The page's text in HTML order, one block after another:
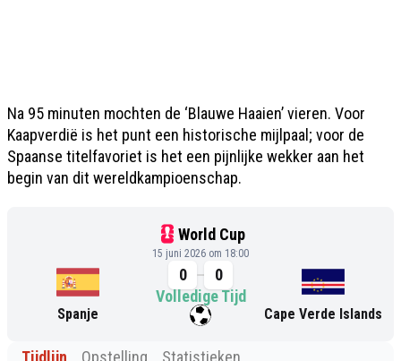
Na 95 minuten mochten de ‘Blauwe Haaien’ vieren. Voor
Kaapverdië is het punt een historische mijlpaal; voor de
Spaanse titelfavoriet is het een pijnlijke wekker aan het
begin van dit wereldkampioenschap.
World Cup
15 juni 2026 om 18:00
Spanje
0
0
Volledige Tijd
Cape Verde Islands
Tijdlijn Opstelling
Statistieken